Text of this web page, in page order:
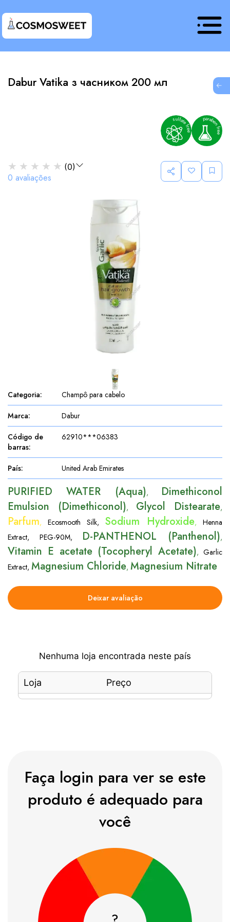
Dabur Vatika з часником 200 мл
★ ★ ★ ★ ★ (0)
0 avaliações
Categoria: Champô para cabelo
Marca: Dabur
Código de
barras:
62910***06383
País: United Arab Emirates
PURIFIED WATER (Aqua), Dimethiconol
Emulsion (Dimethiconol), Glycol Distearate,
Parfum, Ecosmooth Silk, Sodium Hydroxide,Henna
Extract, PEG-90M, D-PANTHENOL (Panthenol),
Vitamin E acetate (Tocopheryl Acetate),Garlic
Extract, Magnesium Chloride, Magnesium Nitrate
Deixar avaliação
Nenhuma loja encontrada neste país
Loja Preço
Faça login para ver se este
produto é adequado para
você